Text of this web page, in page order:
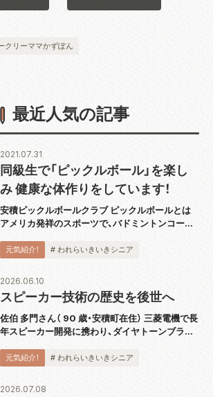
クリーママかずぽん
最近人気の記事
同級生で「ピックルボール」を楽し
み 健康な体作りをしています！
安積ピックルボールクラブ ピックルボールとは
アメリカ発祥のスポーツで、バドミントンコート
ケットを使用し、穴あきのプラスチックボールを
激...
元気紹介！ # われらいきいきシニア
2021.07.31
スピーカー技術の歴史を後世へ
佐伯 多門さん（ 90 歳・安積町在住） 三菱電機で長
年スピーカー開発に携わり、ダイヤトーンブラン
に『スピーカー技術の 100 年』完結巻を出版し、
元気紹介！ # われらいきいきシニア
2026.06.10
2026.07.08